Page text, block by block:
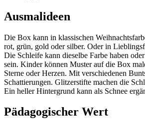
Ausmalideen
Die Box kann in klassischen
rot, grün, gold oder silber. Oder in
Die Schleife kann dieselbe Farbe haben
sein. Kinder können Muster auf die Box
Sterne oder Herzen. Mit verschiedenen
Schattierungen. Glitzerstifte machen die
Ein heller Hintergrund kann als Schnee
Pädagogischer Wert